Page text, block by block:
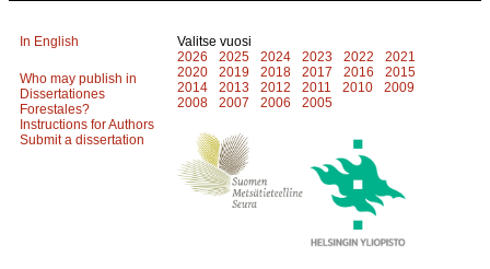
In English
Who may publish in
Dissertationes
Forestales?
Instructions for Authors
Submit a dissertation
Valitse vuosi
2026
2025 2024 2023 2022
2021
2020
2019 2018 2017 2016
2015
2014
2013 2012 2011 2010
2009
2008
2007 2006 2005